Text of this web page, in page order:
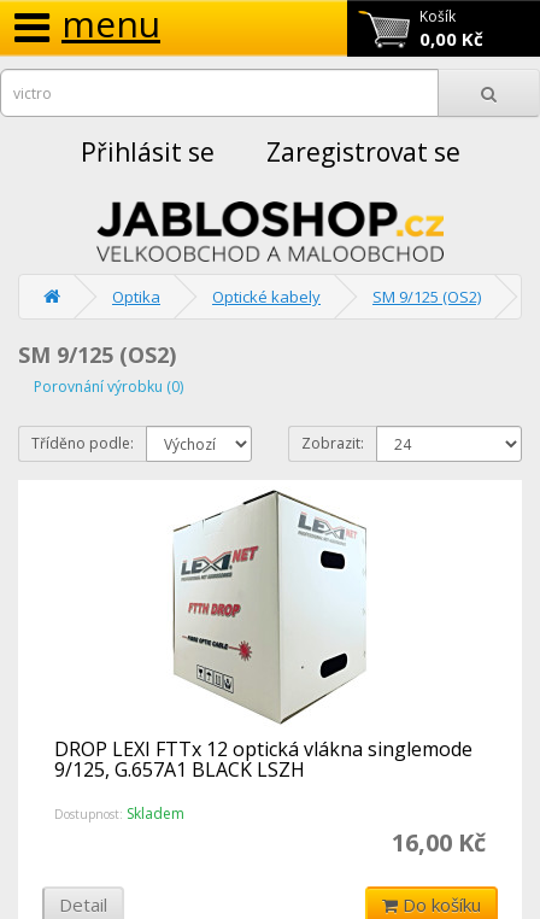
Košík
0,00 Kč
menu
Přihlásit se Zaregistrovat se
Optika Optické kabely SM 9/125 (OS2)
SM 9/125 (OS2)
Porovnání výrobku (0)
Tříděno podle: Zobrazit:
DROP LEXI FTTx 12 optická vlákna singlemode
9/125, G.657A1 BLACK LSZH
Dostupnost: Skladem
16,00 Kč
Detail Do košíku